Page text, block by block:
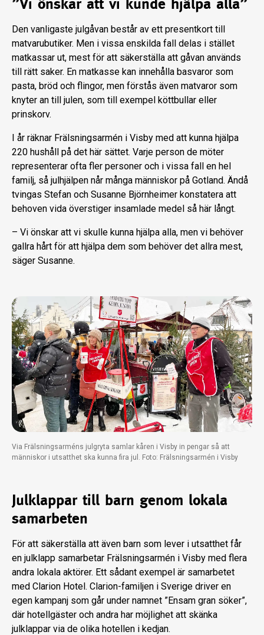
”Vi önskar att vi kunde hjälpa alla”
Den vanligaste julgåvan består av ett presentkort till
matvarubutiker. Men i vissa enskilda fall delas i stället
matkassar ut, mest för att säkerställa att gåvan används
till rätt saker. En matkasse kan innehålla basvaror som
pasta, bröd och flingor, men förstås även matvaror som
knyter an till julen, som till exempel köttbullar eller
prinskorv.
I år räknar Frälsningsarmén i Visby med att kunna hjälpa
220 hushåll på det här sättet. Varje person de möter
representerar ofta fler personer och i vissa fall en hel
familj, så julhjälpen når många människor på Gotland. Ändå
tvingas Stefan och Susanne Björnheimer konstatera att
behoven vida överstiger insamlade medel så här långt.
– Vi önskar att vi skulle kunna hjälpa alla, men vi behöver
gallra hårt för att hjälpa dem som behöver det allra mest,
säger Susanne.
Via Frälsningsarméns julgryta samlar kåren i Visby in pengar så att
människor i utsatthet ska kunna fira jul. Foto: Frälsningsarmén i Visby
Julklappar till barn genom lokala
samarbeten
För att säkerställa att även barn som lever i utsatthet får
en julklapp samarbetar Frälsningsarmén i Visby med flera
andra lokala aktörer. Ett sådant exempel är samarbetet
med Clarion Hotel. Clarion-familjen i Sverige driver en
egen kampanj som går under namnet ”Ensam gran söker”,
där hotellgäster och andra har möjlighet att skänka
julklappar via de olika hotellen i kedjan.